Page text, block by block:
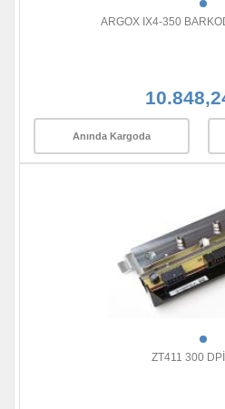
ARGOX IX4-350
Anında Kargoda
ZT411 300